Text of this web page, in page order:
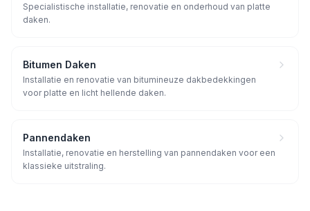
Specialistische installatie, renovatie en onderhoud van platte
daken.
Bitumen Daken
Installatie en renovatie van bitumineuze dakbedekkingen
voor platte en licht hellende daken.
Pannendaken
Installatie, renovatie en herstelling van pannendaken voor een
klassieke uitstraling.